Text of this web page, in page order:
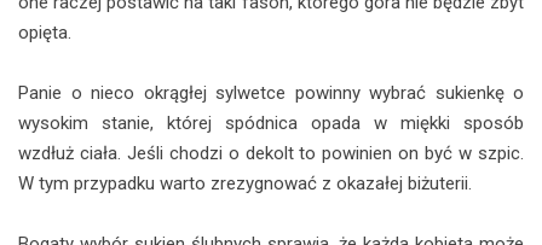
opięta.
Panie o nieco okrągłej sylwetce powinny wybrać sukienkę o
wysokim stanie, której spódnica opada w miękki sposób
wzdłuż ciała. Jeśli chodzi o dekolt to powinien on być w szpic.
W tym przypadku warto zrezygnować z okazałej biżuterii.